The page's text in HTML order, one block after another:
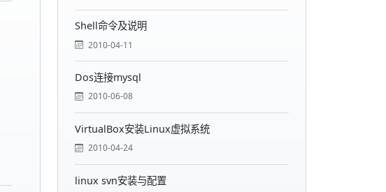
Shell命令及说明
2010-04-11
Dos连接mysql
2010-06-08
VirtualBox安装Linux虚拟系统
2010-04-24
linux svn安装与配置